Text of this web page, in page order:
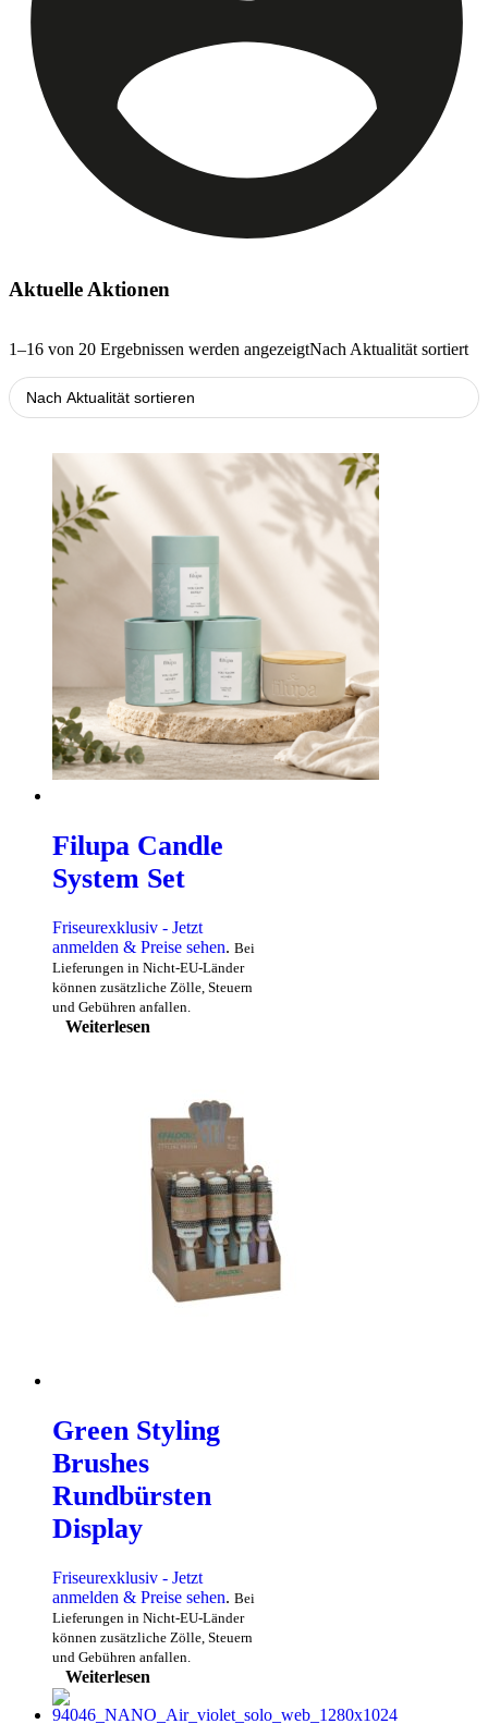
Aktuelle Aktionen
1–16 von 20 Ergebnissen werden angezeigtNach Aktualität sortiert
Filupa Candle
System Set
Friseurexklusiv - Jetzt
anmelden & Preise sehen. Bei
Lieferungen in Nicht-EU-Länder
können zusätzliche Zölle, Steuern
und Gebühren anfallen.
Weiterlesen
Green Styling
Brushes
Rundbürsten
Display
Friseurexklusiv - Jetzt
anmelden & Preise sehen. Bei
Lieferungen in Nicht-EU-Länder
können zusätzliche Zölle, Steuern
und Gebühren anfallen.
Weiterlesen